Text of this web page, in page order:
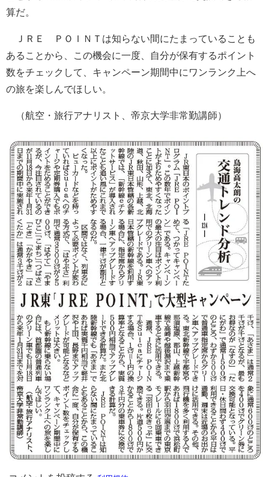
算だ。
ＪＲＥ ＰＯＩＮＴは知らない間にたまっていることも
あることから、この機会に一度、自分が保有するポイント
数をチェックして、キャンペーン期間中にワンランク上へ
の旅を楽しんでほしい。
（航空・旅行アナリスト、帝京大学非常勤講師）